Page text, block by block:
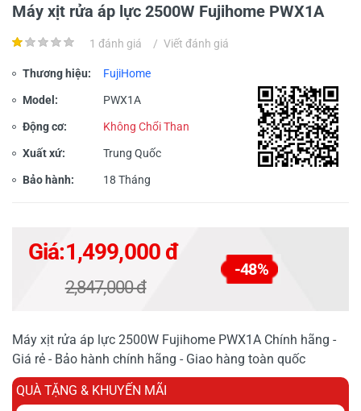
Máy xịt rửa áp lực 2500W Fujihome PWX1A
1 đánh giá / Viết đánh giá
Thương hiệu: FujiHome
Model: PWX1A
Động cơ: Không Chổi Than
Xuất xứ: Trung Quốc
Bảo hành: 18 Tháng
Giá:1,499,000 đ
2,847,000 đ
-48%
Máy xịt rửa áp lực 2500W Fujihome PWX1A Chính hãng -
Giá rẻ - Bảo hành chính hãng - Giao hàng toàn quốc
QUÀ TẶNG & KHUYẾN MÃI